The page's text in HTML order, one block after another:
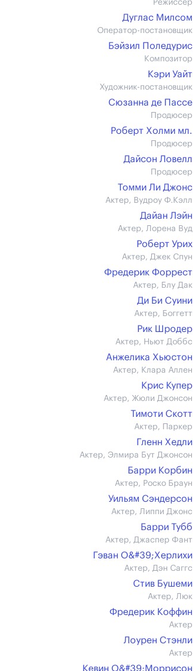
Режиссер
Дуглас Милсом
Оператор-постановщик
Бэйзил Поледурис
Композитор
Кэри Уайт
Художник-постановщик
Сюзанна де Пассе
Продюсер
Роберт Холми мл.
Продюсер
Дайсон Ловелл
Продюсер
Томми Ли Джонс
Актер, Вудроу Ф.Кэлл
Дайан Лэйн
Актер, Лорена Вуд
Роберт Урих
Актер, Джек Спун
Фредерик Форрест
Актер, Блу Дак
Ди Би Суини
Актер, Боггетт
Рик Шродер
Актер, Ньют Доббс
Анжелика Хьюстон
Актер, Клара Аллен
Крис Купер
Актер, Жюли Джонсон
Тимоти Скотт
Актер, Паркер
Гленн Хедли
Актер, Элмира Бут Джонсон
Барри Корбин
Актер, Роско Браун
Уильям Сэндерсон
Актер, Липпи Джонс
Барри Тубб
Актер, Джаспер Фант
Гэван О&#39;Херлихи
Актер, Дэн Саггс
Стив Бушеми
Актер, Люк
Фредерик Коффин
Актер
Лоурен Стэнли
Актер
Кевин О&#39;Моррисон